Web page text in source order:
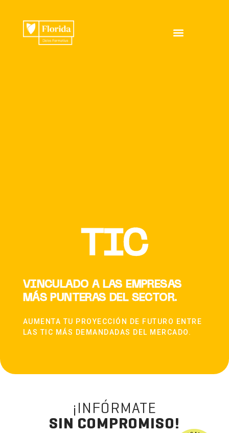
TIC
VINCULADO A LAS EMPRESAS
MÁS PUNTERAS DEL SECTOR.
AUMENTA TU PROYECCIÓN DE FUTURO ENTRE
LAS TIC MÁS DEMANDADAS DEL MERCADO.
¡INFÓRMATE
SIN COMPROMISO!